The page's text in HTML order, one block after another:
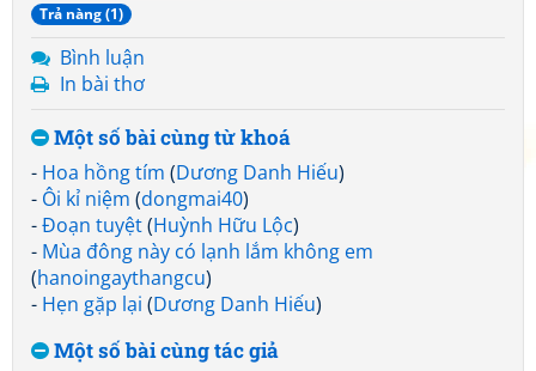
Trả nàng (1)
Bình luận
In bài thơ
Một số bài cùng từ khoá
- Hoa hồng tím (Dương Danh Hiếu)
- Ôi kỉ niệm (dongmai40)
-Đoạn tuyệt(Huỳnh Hữu Lộc)
- Mùa đông này có lạnh lắm không em
(hanoingaythangcu)
- Hẹn gặp lại (Dương Danh Hiếu)
Một số bài cùng tác giả